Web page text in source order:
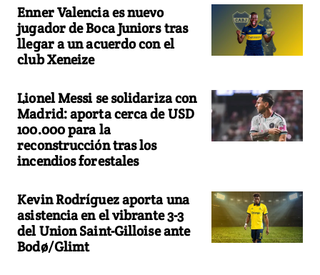
Enner Valencia es nuevo
jugador de Boca Juniors tras
llegar a un acuerdo con el
club Xeneize
Lionel Messi se solidariza con
Madrid: aporta cerca de USD
100.000 para la
reconstrucción tras los
incendios forestales
Kevin Rodríguez aporta una
asistencia en el vibrante 3-3
del Union Saint-Gilloise ante
Bodø/Glimt